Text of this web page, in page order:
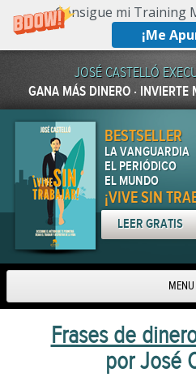
Consigue mi Training
¡Me
JOSÉ CASTELLÓ
GANA MÁS DINERO · INVIERTE
BESTSELLER
LA VANGUARDIA
EL PERIÓDICO
EL MUNDO
¡VIVE SIN
LEER GRATIS
MENU
Frases de
por José